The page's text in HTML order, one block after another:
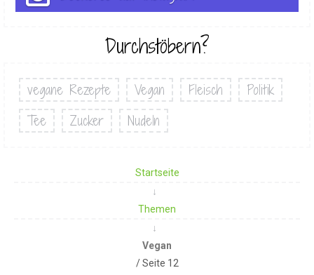
Durchstöbern?
vegane Rezepte Vegan Fleisch
Politik
Tee
Zucker Nudeln
Startseite
Themen
Vegan
/ Seite 12